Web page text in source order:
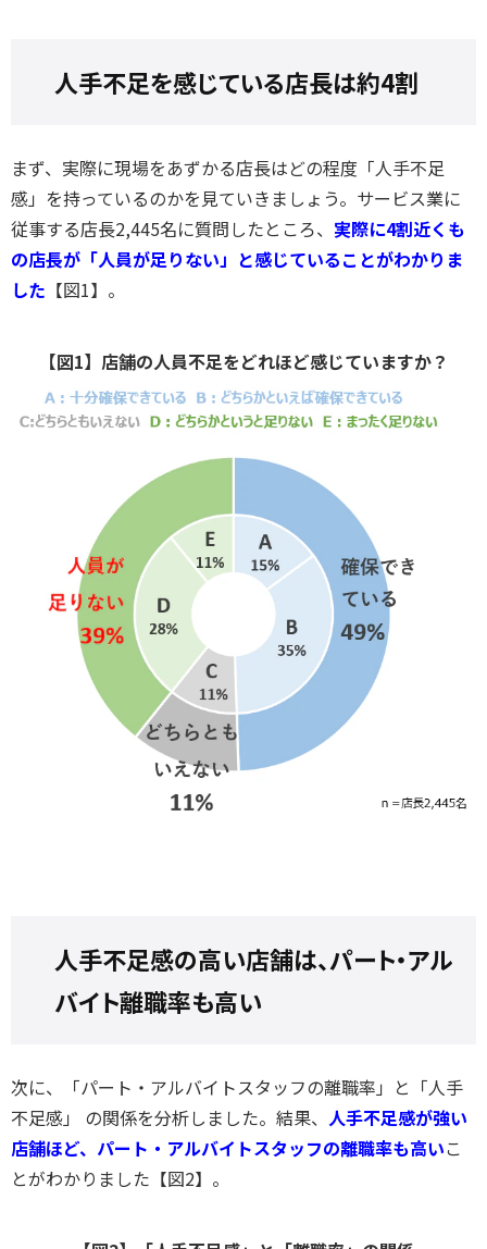
人手不足を感じている店長は約4割
まず、実際に現場をあずかる店長はどの程度「人手不足
感」を持っているのかを見ていきましょう。サービス業に
従事する店長2,445名に質問したところ、 実際に4割近くも
の店長が「人員が足りない」と感じていることがわかりま
した 【図1】。
【図1】店舗の人員不足をどれほど感じていますか？
人手不足感の高い店舗は、パート・アル
バイト離職率も高い
次に、「パート・アルバイトスタッフの離職率」と「人手
不足感」
の関係を分析しました。結果、 人手不足感が強い
店舗ほど、パート・アルバイトスタッフの離職率も高いこ
とがわかりました【図2】。